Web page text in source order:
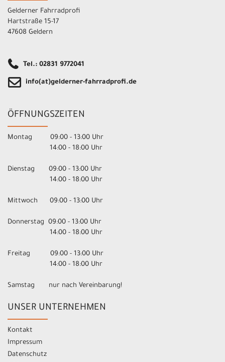
Gelderner Fahrradprofi
Hartstraße 15-17
47608 Geldern
Tel.: 02831 9772041
info(at)gelderner-fahrradprofi.de
ÖFFNUNGSZEITEN
Montag 09:00 - 13:00 Uhr
14:00 - 18:00 Uhr
Dienstag 09:00 - 13:00 Uhr
14:00 - 18:00 Uhr
Mittwoch 09:00 - 13:00 Uhr
Donnerstag 09:00 - 13:00 Uhr
14:00 - 18:00 Uhr
Freitag 09:00 - 13:00 Uhr
14:00 - 18:00 Uhr
Samstag nur nach Vereinbarung!
UNSER UNTERNEHMEN
Kontakt
Impressum
Datenschutz